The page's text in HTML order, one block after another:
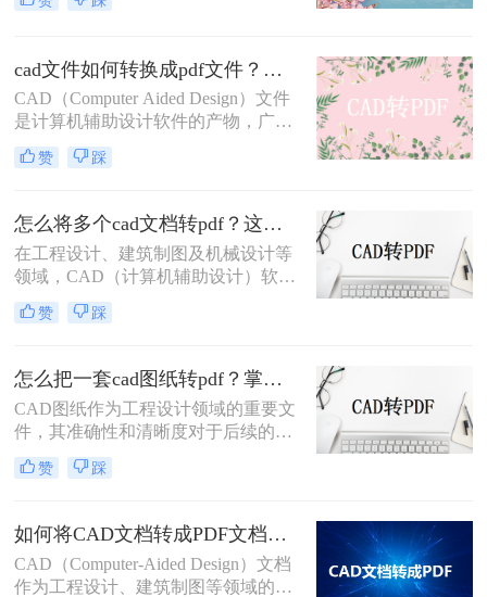
用于文件分享和存档。因此，将CAD
多。那么CAD怎么把图纸导出PDF的
格式呢？本文将介绍四种常用的方
法，帮助您轻松实现CAD图纸到PDF
的转换。
cad文件如何转换成pdf文件？三种快速实用的方法！
CAD（Computer Aided Design）文件
是计算机辅助设计软件的产物，广泛
应用于工程设计、机械制图、建筑设
计等领域。然而，由于CAD文件的特
面临兼容性问题。将CAD文件转换为
PDF格式是一种有效的解决方案，因
为PDF文件具有广泛的兼容性和良好
的排版保持性。那么cad文件如何转换
成pdf文件呢？以下是将CAD文件转
换为PDF文件的几种方法。
赞 踩
怎么将多个cad文档转pdf？这三种方法最好用！
在工程设计、建筑制图及机械设计等
领域，CAD（计算机辅助设计）软件
是不可或缺的工具。然而，在需要将
多个CAD文档分享给非CAD软件用户
PDF格式成为了一个常见的需求。
PDF格式以其良好的兼容性和稳定
性，确保了文档在不同设备和软件中
的一致呈现。那么怎么将多个cad文档
转pdf呢？以下是将多个CAD文档转
换为PDF格式的几种方法。
赞 踩
怎么把一套cad图纸转pdf？掌握这3招就够了！
CAD图纸作为工程设计领域的重要文
件，其准确性和清晰度对于后续的设
计、施工及交流至关重要。然而，在
实际应用中，我们常常需要将CAD图
或存档。那么怎么把一套cad图纸转
pdf呢？以下，将详细介绍几种将一套
CAD图纸转换为PDF格式的方法。
赞 踩
如何将CAD文档转成PDF文档？这三种转换方法快来了解下！
CAD（Computer-Aided Design）文档
作为工程设计、建筑制图等领域的重